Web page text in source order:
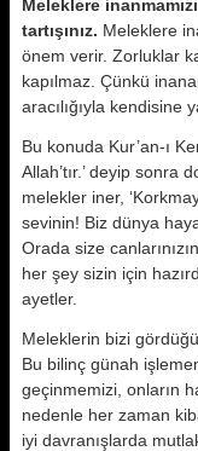
Meleklere
tartışınız. Meleklere
önem verir. Zorluklar
kapılmaz. Çünkü
aracılığıyla kendisine
Bu konuda Kur’an-ı
Allah’tır.’ deyip sonra
melekler iner,
sevinin! Biz dünya
Orada size
her şey sizin için
ayetler.
Meleklerin bizi
Bu bilinç günah
geçinmemizi, onların
nedenle her zaman
iyi davranışlarda